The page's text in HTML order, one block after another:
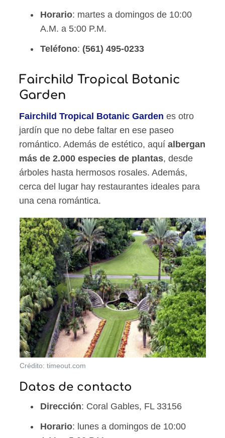
Horario: martes a domingos de 10:00
A.M. a 5:00 P.M.
Teléfono: (561) 495-0233
Fairchild Tropical Botanic
Garden
Fairchild Tropical Botanic Garden es otro
jardín que no debe faltar en ese paseo
romántico. Además de estético, aquíalbergan
más de 2.000 especies de plantas, desde
árboles hasta hermosos rosales. Además,
cerca del lugar hay restaurantes ideales para
una cena romántica.
Crédito: timeout.com
Datos de contacto
Dirección: Coral Gables, FL 33156
Horario: lunes a domingos de 10:00